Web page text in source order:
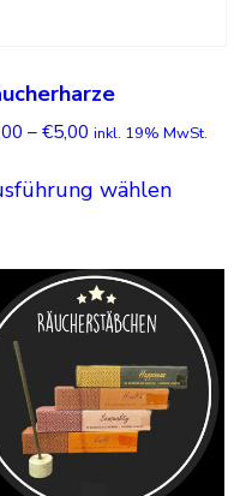
–€5,00 inkl. 19% MwSt.
wählen
auf.
Die
auf
der